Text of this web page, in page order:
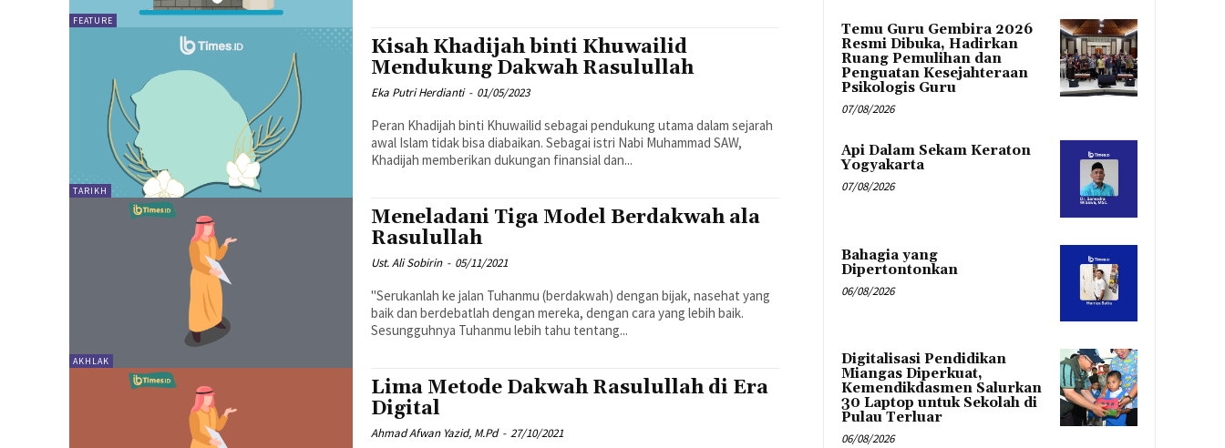
FEATURE
TARIKH
Kisah Khadijah binti Khuwailid
Mendukung Dakwah Rasulullah
Eka Putri Herdianti - 01/05/2023
Peran Khadijah binti Khuwailid sebagai pendukung utama dalam sejarah
awal Islam tidak bisa diabaikan. Sebagai istri Nabi Muhammad SAW,
Khadijah memberikan dukungan finansial dan...
AKHLAK
Meneladani Tiga Model Berdakwah ala
Rasulullah
Ust. Ali Sobirin - 05/11/2021
"Serukanlah ke jalan Tuhanmu (berdakwah) dengan bijak, nasehat yang
baik dan berdebatlah dengan mereka, dengan cara yang lebih baik.
Sesungguhnya Tuhanmu lebih tahu tentang...
Lima Metode Dakwah Rasulullah di Era
Digital
Ahmad Afwan Yazid, M.Pd - 27/10/2021
Temu Guru Gembira 2026
Resmi Dibuka, Hadirkan
Ruang Pemulihan dan
Penguatan Kesejahteraan
Psikologis Guru
07/08/2026
Api Dalam Sekam Keraton
Yogyakarta
07/08/2026
Bahagia yang
Dipertontonkan
06/08/2026
Digitalisasi Pendidikan
Miangas Diperkuat,
Kemendikdasmen Salurkan
30 Laptop untuk Sekolah di
Pulau Terluar
06/08/2026